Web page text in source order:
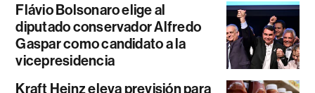
Flávio Bolsonaro elige al
diputado conservador Alfredo
Gaspar como candidato a la
vicepresidencia
Kraft Heinz eleva previsión para